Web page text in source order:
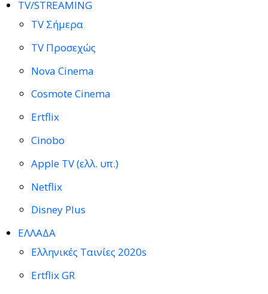
TV/STREAMING
TV Σήμερα
TV Προσεχώς
Nova Cinema
Cosmote Cinema
Ertflix
Cinobo
Apple TV (ελλ. υπ.)
Netflix
Disney Plus
ΕΛΛΑΔΑ
Ελληνικές Ταινίες 2020s
Ertflix GR